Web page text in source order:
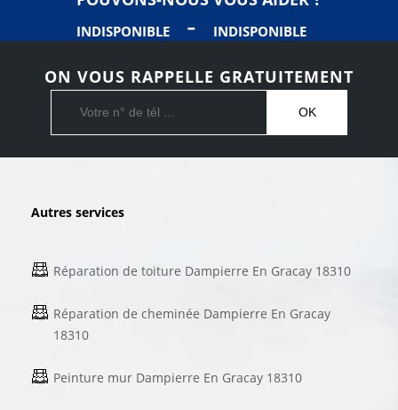
INDISPONIBLE - INDISPONIBLE
ON VOUS RAPPELLE GRATUITEMENT
Autres services
Réparation de toiture Dampierre En Gracay 18310
Réparation de cheminée Dampierre En Gracay
18310
Peinture mur Dampierre En Gracay 18310